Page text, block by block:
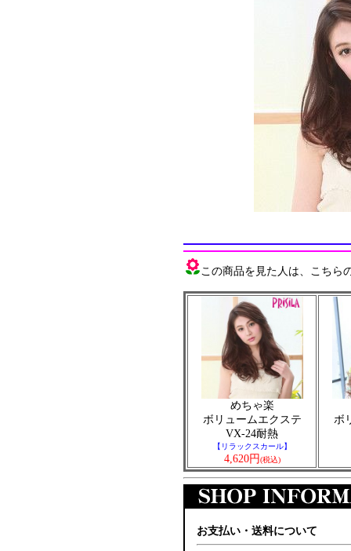
この商品を見た人は、こちら
めちゃ楽
ボリュームエクステ
VX-24耐熱
【リラックスカール】
4,620円(税込)
ボ
お支払い・送料について